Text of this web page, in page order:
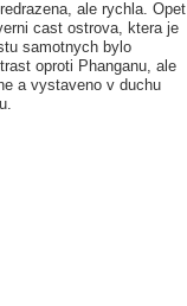
ale rychla. Opet
cast ostrova, ktera je
samotnych bylo
oproti Phanganu, ale
a vystaveno v duchu